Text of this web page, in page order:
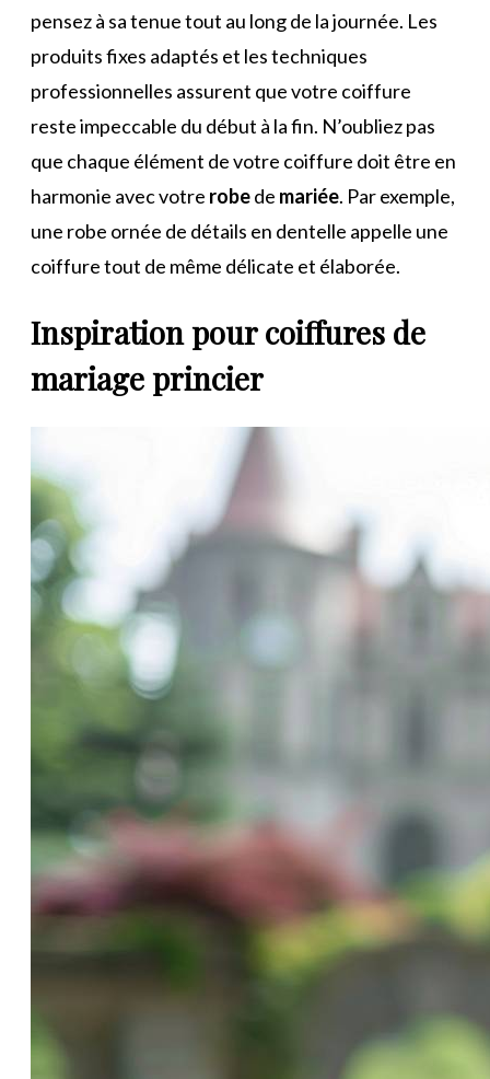
pensez à sa tenue tout au long de la journée. Les
produits fixes adaptés et les techniques
professionnelles assurent que votre coiffure
reste impeccable du début à la fin. N’oubliez pas
que chaque élément de votre coiffure doit être en
harmonie avec votre robede mariée. Par exemple,
une robe ornée de détails en dentelle appelle une
coiffure tout de même délicate et élaborée.
Inspiration pour coiffures de
mariage princier